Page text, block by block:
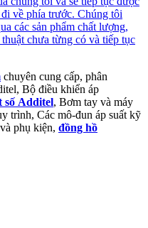
về phía trước. Chúng tôi
các sản phẩm chất lượng,
chưa từng có và tiếp tục
chuyên cung cấp, phân
Bộ điều khiển áp
số Additel, Bơm tay và máy
trình, Các mô-đun áp suất kỹ
phụ kiện, đồng hồ